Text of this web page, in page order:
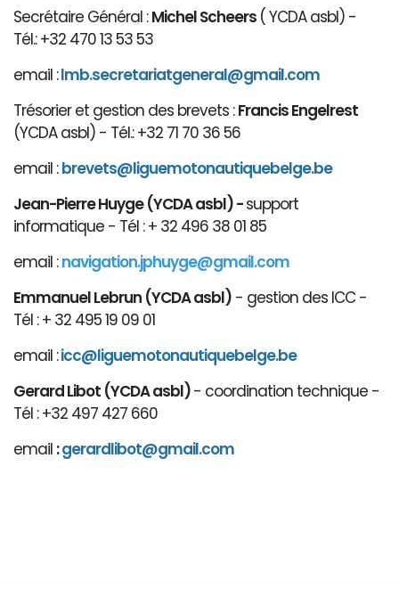
Secrétaire Général :Michel Scheers ( YCDA asbl) -
Tél.: +32 470 13 53 53
email :lmb.secretariatgeneral@gmail.com
Trésorier et gestion des brevets :Francis Engelrest
(YCDA asbl) - Tél.: +32 71 70 36 56
email :brevets@liguemotonautiquebelge.be
Jean-Pierre Huyge (YCDA asbl) -support
informatique - Tél : + 32 496 38 01 85
email :navigation.jphuyge@gmail.com
Emmanuel Lebrun (YCDA asbl) - gestion des ICC -
Tél : + 32 495 19 09 01
email :icc@liguemotonautiquebelge.be
Gerard Libot (YCDA asbl)- coordination technique -
Tél : +32 497 427 660
email :gerardlibot@gmail.com